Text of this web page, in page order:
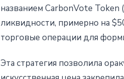
названием CarbonVote
ликвидности, примерно на
торговые операции для
Эта стратегия позволила